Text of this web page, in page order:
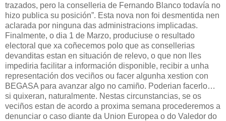
trazados, pero la conselleria de Fernando Blanco todavía no
hizo publica su posición”. Esta nova non foi desmentida nen
aclarada por ninguna das administracions implicadas.
Finalmente, o dia 1 de Marzo, produciuse o resultado
electoral que xa coñecemos polo que as consellerias
devanditas estan en situación de relevo, o que non lles
impediria facilitar a información disponible, recibir a unha
representación dos veciños ou facer algunha xestion con
BEGASA para avanzar algo no camiño. Poderian facerlo…
si quixeran, naturalmente. Nestas circunstancias, se os
veciños estan de acordo a proxima semana procederemos a
denunciar o caso diante da Union Europea o do Valedor do